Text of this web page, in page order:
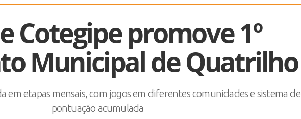
Cotegipe promove 1º
Municipal de Quatrilho
em etapas mensais, com jogos em diferentes comunidades e sistema de
pontuação acumulada